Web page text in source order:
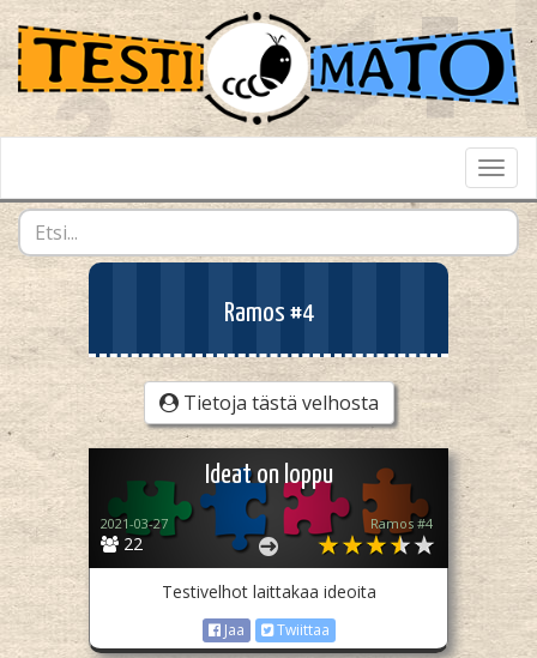
Ramos #4
Tietoja tästä velhosta
Ideat on loppu
22
2021-03-27 Ramos #4
Testivelhot laittakaa ideoita
Jaa Twiittaa